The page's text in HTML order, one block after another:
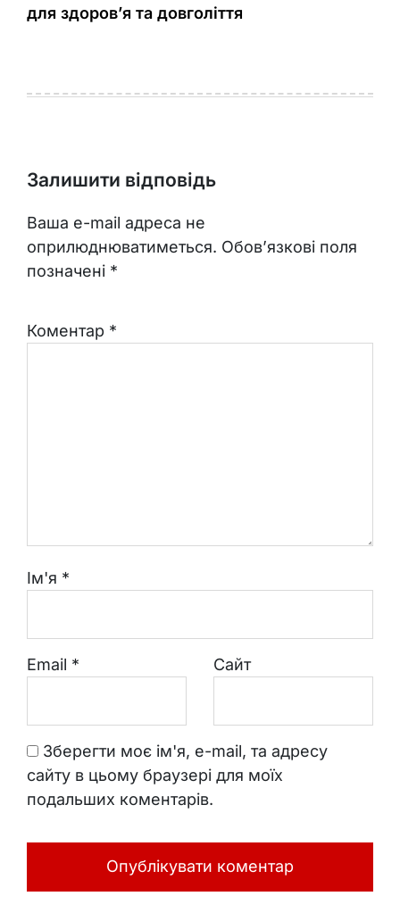
для здоров’я та довголіття
Залишити відповідь
Ваша e-mail адреса не
оприлюднюватиметься. Обов’язкові поля
позначені *
Коментар *
Ім'я *
Email * Сайт
Зберегти моє ім'я, e-mail, та адресу
сайту в цьому браузері для моїх
подальших коментарів.